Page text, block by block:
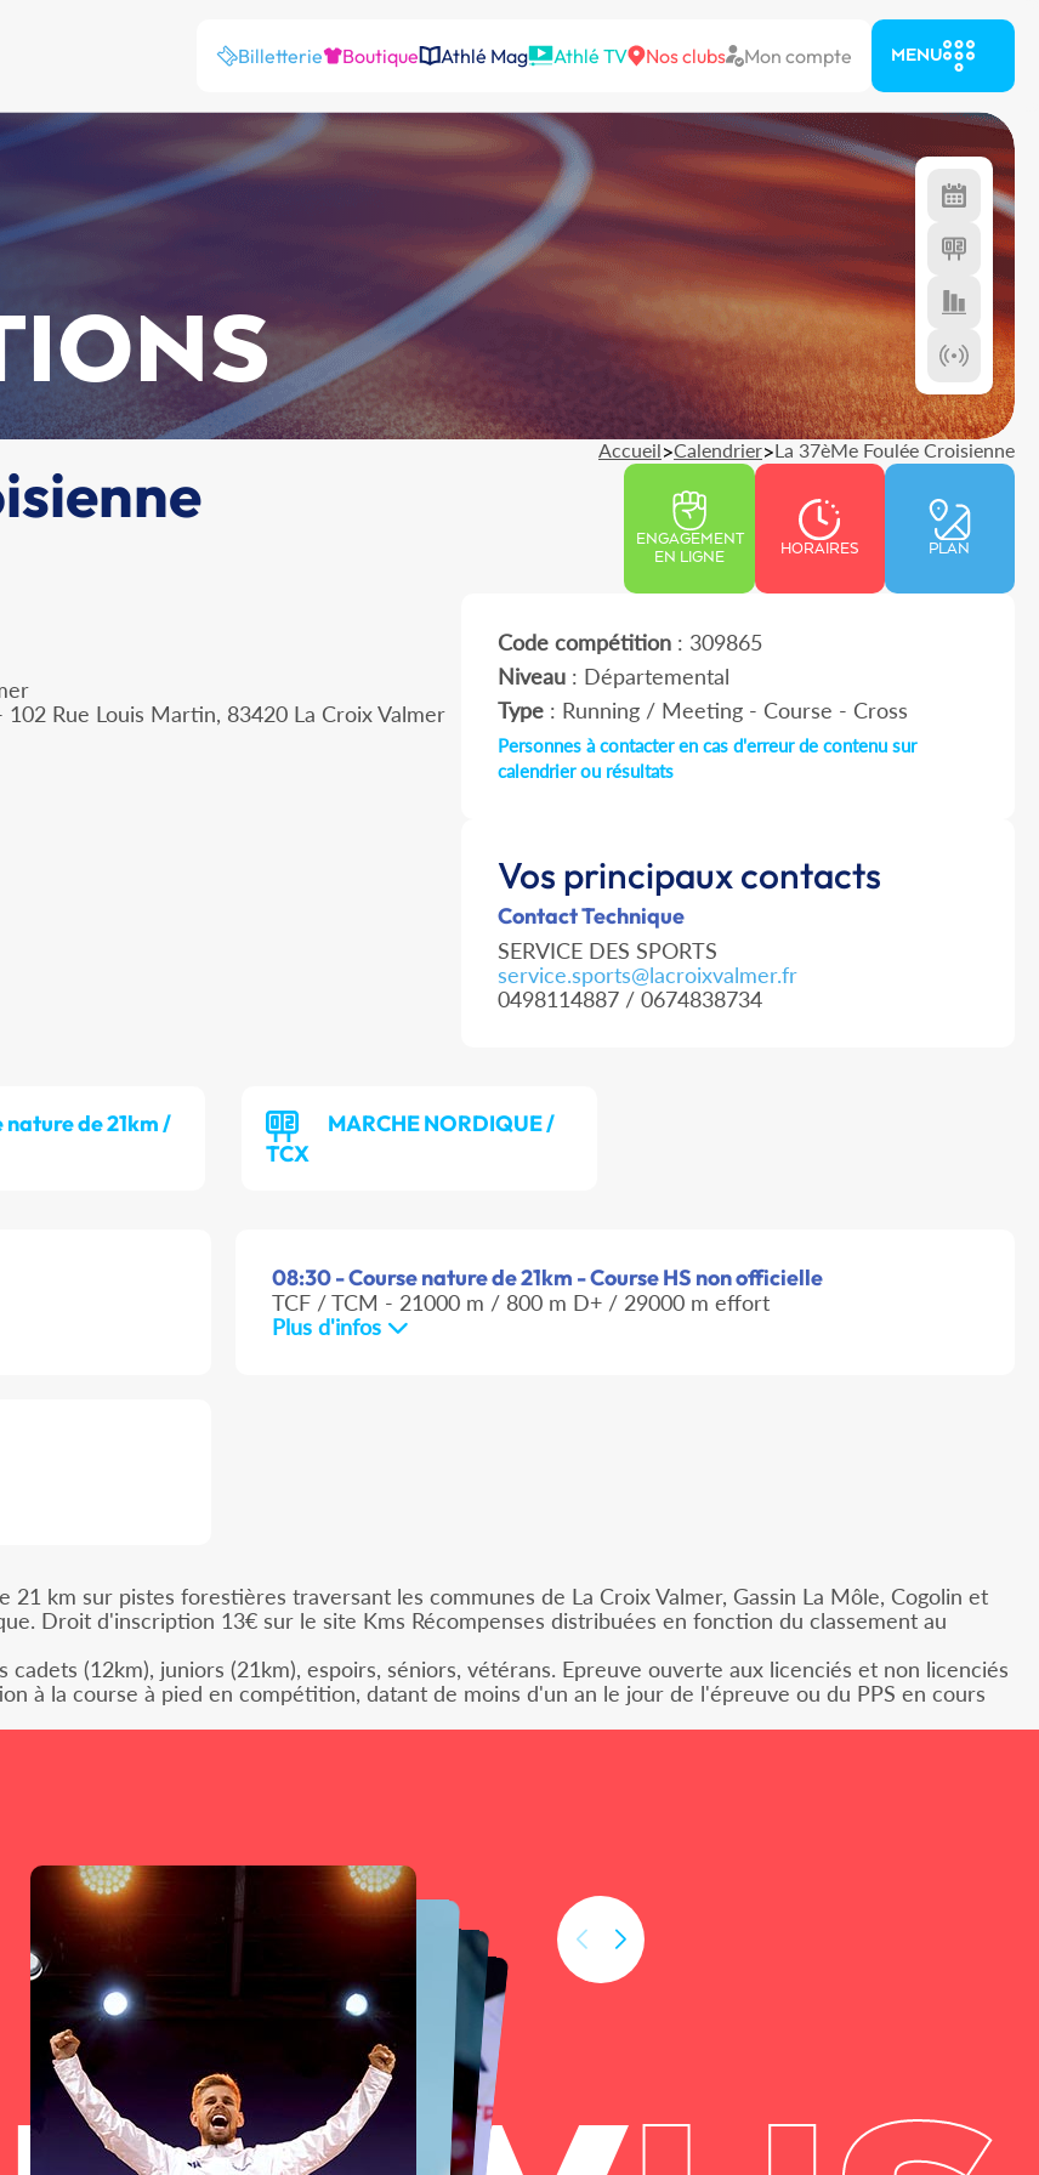
Billetterie Boutique Athlé Mag Athlé TV Nos clubs Mon compte MENU
Accueil>Calendrier>La 37èMe Foulée Croisienne
ENGAGEMENT
EN LIGNE
HORAIRES PLAN
Rue Louis Martin, 83420 La Croix Valmer
Code compétition: 309865
Niveau: Départemental
Type: Running / Meeting - Course - Cross
Personnes à contacter en cas d'erreur de contenu sur
calendrier ou résultats
Vos principaux contacts
Contact Technique
SERVICE DES SPORTS
service.sports@lacroixvalmer.fr
0498114887 / 0674838734
nature de 21km /
MARCHE NORDIQUE /
TCX
08:30 - Course nature de 21km - Course HS non officielle
TCF / TCM - 21000 m / 800 m D+ / 29000 m effort
Plus d'infos
km sur pistes forestières traversant les communes de La Croix Valmer, Gassin La Môle, Cogolin et
Droit d'inscription 13€ sur le site Kms Récompenses distribuées en fonction du classement au
(12km), juniors (21km), espoirs, séniors, vétérans. Epreuve ouverte aux licenciés et non licenciés
à la course à pied en compétition, datant de moins d'un an le jour de l'épreuve ou du PPS en cours